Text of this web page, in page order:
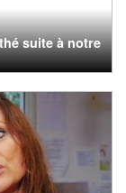
suite à notre